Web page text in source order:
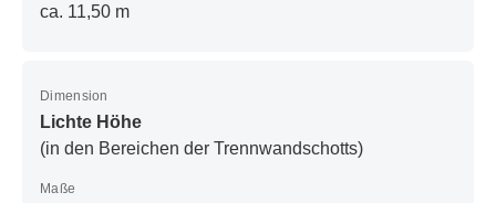
ca. 11,50 m
Dimension
Lichte Höhe
(in den Bereichen der Trennwandschotts)
Maße